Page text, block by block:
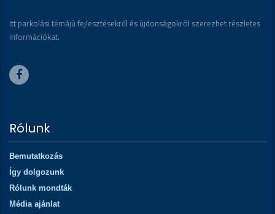
Itt parkolási témájú fejlesztésekről és újdonságokról szerezhet részletes
információkat.
Rólunk
Bemutatkozás
Így dolgozunk
Rólunk mondták
Média ajánlat